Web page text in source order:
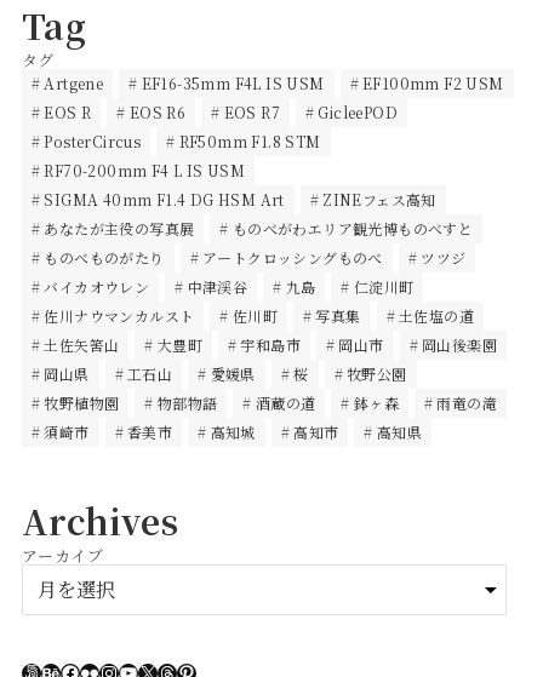
Tag
タグ
Artgene EF16-35mm F4L IS USM
EF100mm F2 USM
EOS R
EOS R6 EOS R7
GicleePOD
PosterCircus
RF50mm F1.8 STM
RF70-200mm F4 L IS USM
SIGMA 40mm F1.4 DG HSM Art
ZINEフェス高知
あなたが主役の写真展
ものべがわエリア観光博ものべすと
ものべものがたり
アートクロッシングものべ
ツツジ
バイカオウレン
中津渓谷 九島
仁淀川町
佐川ナウマンカルスト
佐川町 写真集
土佐塩の道
土佐矢筈山
大豊町 宇和島市 岡山市
岡山後楽園
岡山県
工石山 愛媛県 桜
牧野公園
牧野植物園
物部物語 酒蔵の道 鉢ヶ森
雨竜の滝
須崎市
香美市 高知城 高知市 高知県
Archives
アーカイブ
ー
イ
500px
Behance
Facebook
Flickr
Instagram
YouTube
XThreads
Pinterest